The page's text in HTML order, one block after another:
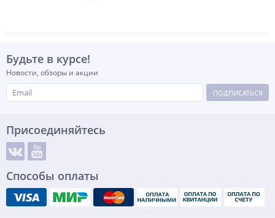
Будьте в курсе!
Новости, обзоры и акции
ПОДПИСАТЬСЯ
Присоединяйтесь
Способы оплаты